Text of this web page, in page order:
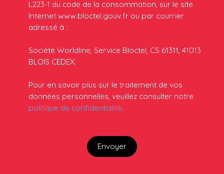
L223-1 du code de la consommation, sur le site
Internet www.bloctel.gouv.fr ou par courrier
adressé à :
Société Worldline, Service Bloctel, CS 61311, 41013
BLOIS CEDEX.
Pour en savoir plus sur le traitement de vos
données personnelles, veuillez consulter notre
politique de confidentialité.
Envoyer